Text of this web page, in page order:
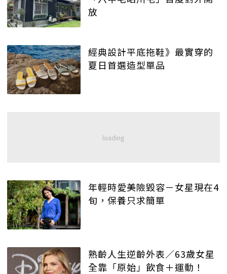
放
經典設計平底拖鞋》最實穿的
夏日首選造型單品
年輕時愛美險毀容－女星現在4
旬，保養只求簡單
熟齡人生逆齡外表／63歲女星
全靠「原始」飲食＋運動！